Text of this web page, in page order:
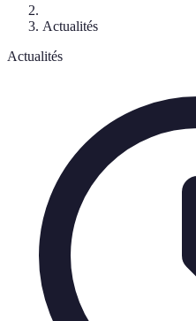
Actualités
Actualités